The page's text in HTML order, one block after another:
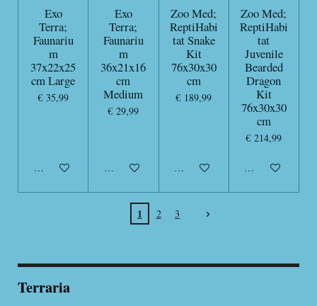
Exo
Terra;
Faunariu
m
37x22x25
cm Large
€ 35,99
In winkelwagen
Exo
Terra;
Faunariu
m
36x21x16
cm
Medium
€ 29,99
In winkelwagen
Zoo Med;
ReptiHabi
tat Snake
Kit
76x30x30
cm
€ 189,99
In winkelwagen
Zoo Med;
ReptiHabi
tat
Juvenile
Bearded
Dragon
Kit
76x30x30
cm
€ 214,99
In winkelwagen
1 2 3
Terraria